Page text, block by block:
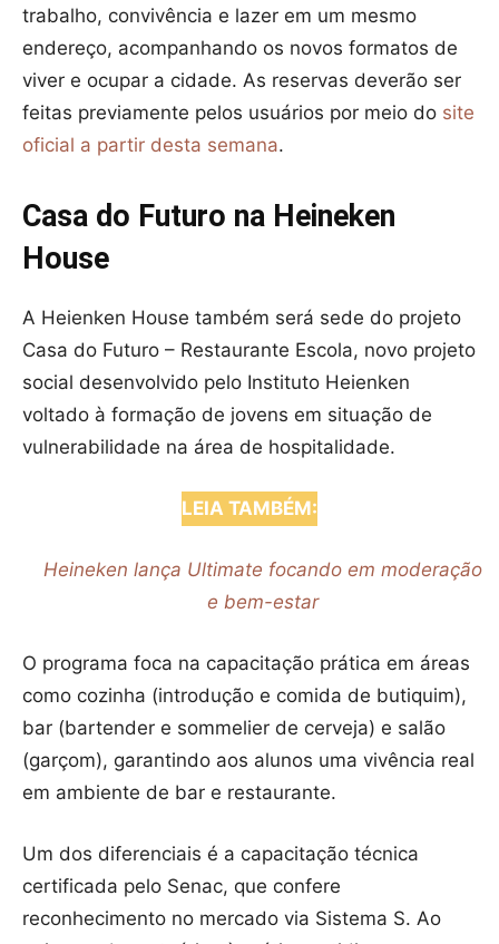
trabalho, convivência e lazer em um mesmo
endereço, acompanhando os novos formatos de
viver e ocupar a cidade. As reservas deverão ser
feitas previamente pelos usuários por meio do site
oficial a partir desta semana.
Casa do Futuro na Heineken
House
A Heienken House também será sede do projeto
Casa do Futuro – Restaurante Escola, novo projeto
social desenvolvido pelo Instituto Heienken
voltado à formação de jovens em situação de
vulnerabilidade na área de hospitalidade.
LEIA TAMBÉM:
Heineken lança Ultimate focando em moderação
e bem-estar
O programa foca na capacitação prática em áreas
como cozinha (introdução e comida de butiquim),
bar (bartender e sommelier de cerveja) e salão
(garçom), garantindo aos alunos uma vivência real
em ambiente de bar e restaurante.
Um dos diferenciais é a capacitação técnica
certificada pelo Senac, que confere
reconhecimento no mercado via Sistema S. Ao